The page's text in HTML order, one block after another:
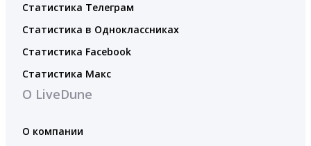
Статистика Телеграм
Статистика в Одноклассниках
Статистика Facebook
Статистика Макс
О LiveDune
О компании